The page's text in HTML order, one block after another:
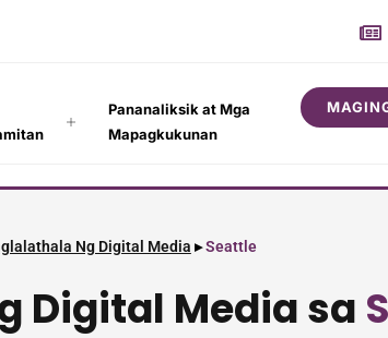
Pananaliksik at Mga
Mapagkukunan
Ng Digital Media ▸Seattle
Digital Media sa